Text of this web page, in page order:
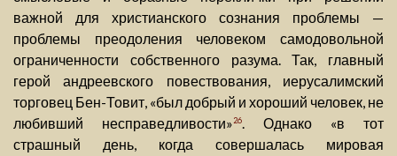
важной для христианского сознания проблемы —
проблемы преодоления человеком самодовольной
ограниченности собственного разума. Так, главный
герой андреевского повествования, иерусалимский
торговец Бен-Товит, «был добрый и хороший человек, не
любивший несправедливости»26. Однако «в тот
страшный день, когда совершалась мировая